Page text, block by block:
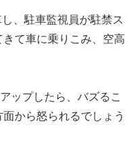
、駐車監視員が駐禁ス
て車に乗りこみ、空高
ップしたら、バズるこ
から怒られるでしょう